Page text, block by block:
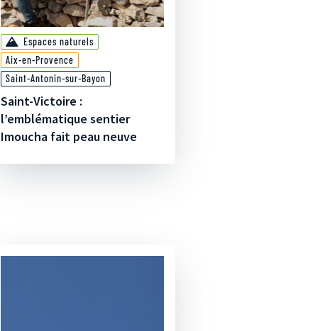
Espaces naturels
Aix-en-Provence
Saint-Antonin-sur-Bayon
Saint-Victoire :
l’emblématique sentier
Imoucha fait peau neuve